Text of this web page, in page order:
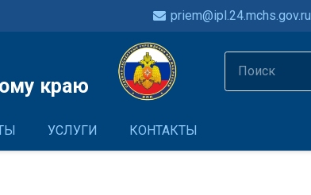
priem@ipl.24.mchs.gov.ru
краю
УСЛУГИ КОНТАКТЫ